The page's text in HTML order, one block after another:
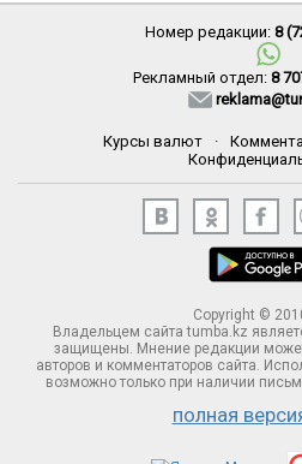
Номер редакции: 8
Рекламный отдел: 8
Курсы валют ·
Copyright ©
Владельцем сайта tumba.kz
защищены. Мнение редакции
авторов и комментаторов сайта.
возможно только при наличии
полная